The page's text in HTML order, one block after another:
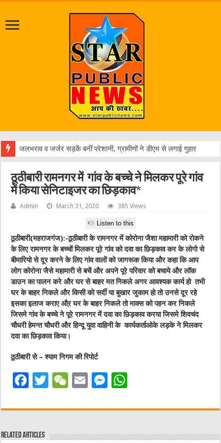
एक व
ठूठीबारी रामनगर में गांव के बच्चे ने मिलकर पूरे गांव
में किया सेनिटाइजर का छिड़काव*
Admin March 31, 2020 385 Views
Listen to this
ठूठीबारी(महराजगंज):-ठूठीबारी के रामनगर में कोरोना जैशा महामारी को रोकने
के लिए रामनगर के बच्चों मिलकर पूरे गांव को दवा का छिड़काव कर के लोगो से
बीमारियो से दूर करने के लिए गांव वालों को जागरूक किया और कहा कि आप
लोग कोरोना जैसे महामारी से बचें और अपने पूरे परिवार को बचाये और लॉक
डाउन का पालन करे और घर से बाहर मत निकले अगर आवश्यक कार्य हो तभी
घर के बाहर निकले और किसी को सर्दी या बुखार जुकाम हो तो उनसे दूर रहे
इसका इलाज कराए औऱ घर के बाहर निकले तो माक्स को पहन कर निकले
जिसमे गांव के बच्चे ने पूरे रामनगर में दवा का छिड़काव करया जिसमे शिवचंद
चौधरी हेमन्त चौधरी और हिन्दू युवा वाहिनी के कार्यकर्ताओके लड़के ने मिलकर
दवा का छिड़काव किया।
ठूठीबारी से – श्याम निगम की रिपोर्ट
F
c
e
T
it
W
C
E
ai
M
ss at
Related Articles